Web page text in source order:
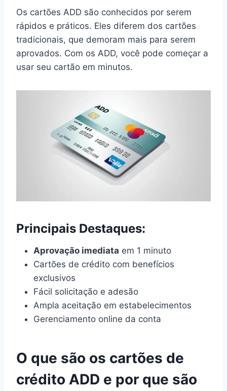
Os cartões ADD são conhecidos por serem
rápidos e práticos. Eles diferem dos cartões
tradicionais, que demoram mais para serem
aprovados. Com os ADD, você pode começar a
usar seu cartão em minutos.
Principais Destaques:
Aprovação imediata em 1 minuto
Cartões de crédito com benefícios
exclusivos
Fácil solicitação e adesão
Ampla aceitação em estabelecimentos
Gerenciamento online da conta
O que são os cartões de
crédito ADD e por que são